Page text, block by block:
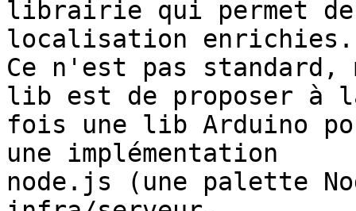
librairie qui permet
localisation
Ce n'est pas
lib est de proposer à
fois une lib Arduino
une implémentation
node.js (une palette